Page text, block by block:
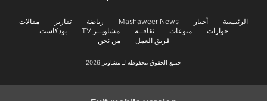
الرئيسية أخبار Mashaweer News رياضة تقارير
مقالات
حوارات
منوعات ثقافــة مشاويــر TV
بودكاست
فريق العمل
من نحن
جميع الحقوق محفوظة لـ مشاوير 2026